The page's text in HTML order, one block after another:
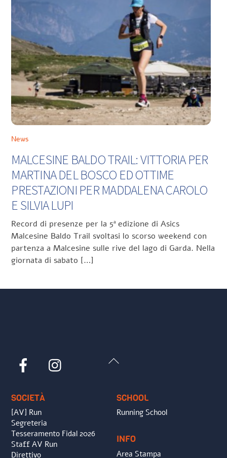
News
MALCESINE BALDO TRAIL: VITTORIA PER
MARTINA DEL BOSCO ED OTTIME
PRESTAZIONI PER MADDALENA CAROLO
E SILVIA LUPI
Record di presenze per la 5ª edizione di Asics
Malcesine Baldo Trail svoltasi lo scorso weekend con
partenza a Malcesine sulle rive del lago di Garda. Nella
giornata di sabato […]
Back
Facebook
SOCIETÀ
[AV] Run
Segreteria
Tesseramento Fidal 2026
Staff AV Run
Direttivo
SCHOOL
Running School
INFO
Area Stampa